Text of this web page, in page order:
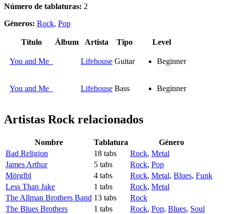
Número de tablaturas: 2
Géneros: Rock, Pop
Título Álbum Artista Tipo Level
You and Me Lifehouse Guitar Beginner
You and Me Lifehouse Bass Beginner
Artistas Rockrelacionados
Nombre Tablatura
Género
Bad Religion
18 tabs Rock, Metal
James Arthur
5 tabs Rock, Pop
Mörglbl
4 tabs Rock, Metal, Blues, Funk
Less Than Jake
1 tabs Rock, Metal
The Allman Brothers Band 13 tabs
Rock
The Blues Brothers
1 tabs Rock, Pop, Blues, Soul